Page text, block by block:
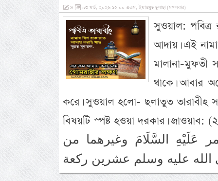
» ০৩ মার্চ, ২০২৬ ১২:০০ এএম, ইয়াওমুছ ছুলাছা (মঙ্গলবার)
সুওয়াল: পবিত্র
আদায়। এই
মালানা-মুফতী
থাকে। আবার
করে। সুওয়াল হলো- ছলাতুত তারাবীহ
বিষয়টি স্পষ্ট হওয়া দরকার। জাওয়াব:
السَّلَامَ وغيرهما من